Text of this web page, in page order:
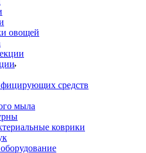
овощей
средств
мыла
коврики